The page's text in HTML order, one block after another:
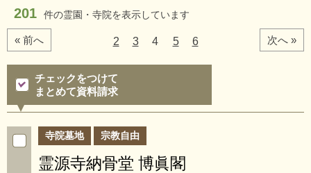
201 件の霊園・寺院を表示しています
« 前へ 2 3 4 5 6 次へ »
チェックをつけて
まとめて資料請求
寺院墓地 宗教自由
霊源寺納骨堂 博眞閣